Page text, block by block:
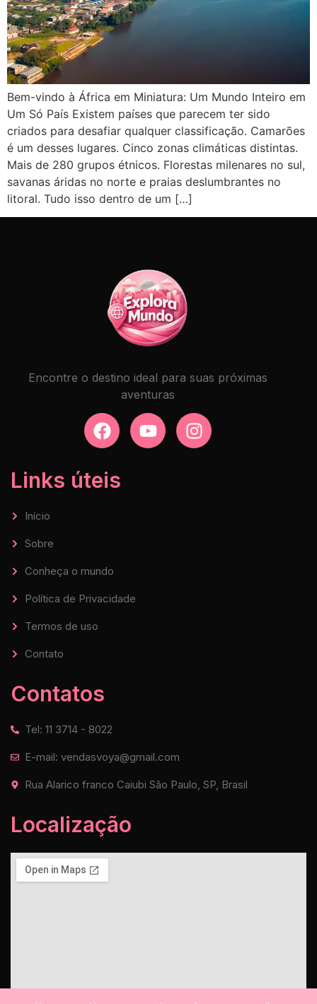
Bem-vindo à África em Miniatura: Um Mundo Inteiro em
Um Só País Existem países que parecem ter sido
criados para desafiar qualquer classificação. Camarões
é um desses lugares. Cinco zonas climáticas distintas.
Mais de 280 grupos étnicos. Florestas milenares no sul,
savanas áridas no norte e praias deslumbrantes no
litoral. Tudo isso dentro de um […]
Encontre o destino ideal para suas próximas
aventuras
Links úteis
Início
Sobre
Conheça o mundo
Política de Privacidade
Termos de uso
Contato
Contatos
Tel: 11 3714 - 8022
E-mail: vendasvoya@gmail.com
Rua Alarico franco Caiubi São Paulo, SP, Brasil
Localização